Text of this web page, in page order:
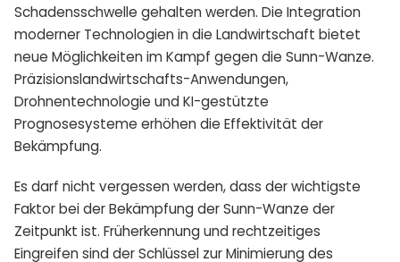
Schadensschwelle gehalten werden. Die Integration
moderner Technologien in die Landwirtschaft bietet
neue Möglichkeiten im Kampf gegen die Sunn-Wanze.
Präzisionslandwirtschafts-Anwendungen,
Drohnentechnologie und KI-gestützte
Prognosesysteme erhöhen die Effektivität der
Bekämpfung.
Es darf nicht vergessen werden, dass der wichtigste
Faktor bei der Bekämpfung der Sunn-Wanze der
Zeitpunkt ist. Früherkennung und rechtzeitiges
Eingreifen sind der Schlüssel zur Minimierung des